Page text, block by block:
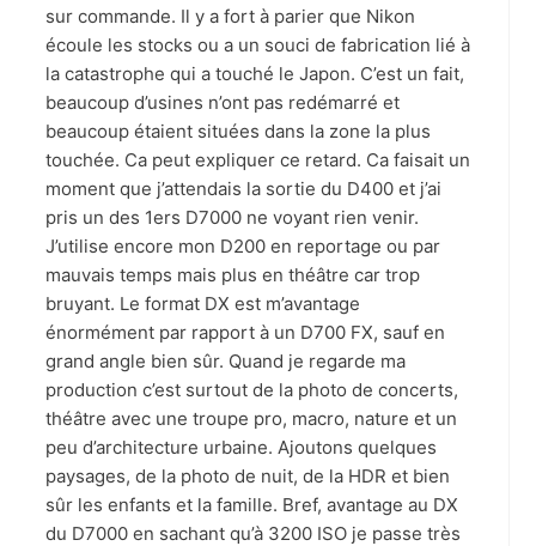
sur commande. Il y a fort à parier que Nikon
écoule les stocks ou a un souci de fabrication lié à
la catastrophe qui a touché le Japon. C’est un fait,
beaucoup d’usines n’ont pas redémarré et
beaucoup étaient situées dans la zone la plus
touchée. Ca peut expliquer ce retard. Ca faisait un
moment que j’attendais la sortie du D400 et j’ai
pris un des 1ers D7000 ne voyant rien venir.
J’utilise encore mon D200 en reportage ou par
mauvais temps mais plus en théâtre car trop
bruyant. Le format DX est m’avantage
énormément par rapport à un D700 FX, sauf en
grand angle bien sûr. Quand je regarde ma
production c’est surtout de la photo de concerts,
théâtre avec une troupe pro, macro, nature et un
peu d’architecture urbaine. Ajoutons quelques
paysages, de la photo de nuit, de la HDR et bien
sûr les enfants et la famille. Bref, avantage au DX
du D7000 en sachant qu’à 3200 ISO je passe très